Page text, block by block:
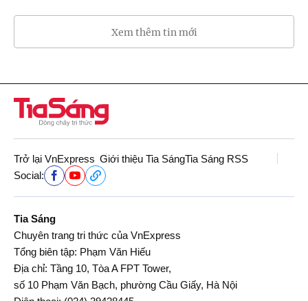
Xem thêm tin mới
Trở lại VnExpress Giới thiệu Tia SángTia Sáng RSS
Social:
Tia Sáng
Chuyên trang tri thức của VnExpress
Tổng biên tập: Phạm Văn Hiếu
Địa chỉ: Tầng 10, Tòa A FPT Tower,
số 10 Phạm Văn Bạch, phường Cầu Giấy, Hà Nội